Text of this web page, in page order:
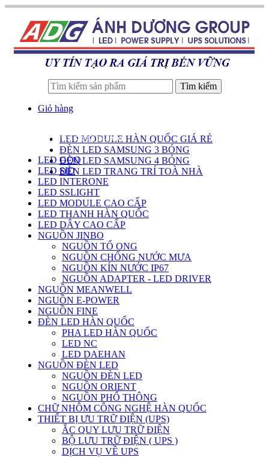
Tìm kiếm
Giỏ hàng
LED MODULE HÀN QUỐC GIÁ RẺ
ĐÈN LED SAMSUNG 3 BÓNG
ĐÈN LED SAMSUNG 4 BÓNG
ĐÈN LED TRANG TRÍ TOÀ NHÀ
DANH SÁCH SẢN PHẨM
LED GOQ
LED SID
LED INTERONE
LED SSLIGHT
LED MODULE CAO CẤP
LED THANH HÀN QUỐC
LED DÂY CAO CẤP
NGUỒN JINBO
NGUỒN TỔ ONG
NGUỒN CHỐNG NƯỚC MƯA
NGUỒN KÍN NƯỚC IP67
NGUỒN ADAPTER - LED DRIVER
NGUỒN MEANWELL
NGUỒN E-POWER
NGUỒN FINE
ĐÈN LED HÀN QUỐC
PHA LED HÀN QUỐC
LED NC
LED DAEHAN
NGUỒN ĐÈN LED
NGUỒN ĐÈN LED
NGUỒN ORIENT
NGUỒN PHỔ THÔNG
CHỮ NHÔM CÔNG NGHỆ HÀN QUỐC
THIẾT BỊ ƯU TRỮ ĐIỆN (UPS)
ẮC QUY LƯU TRỮ ĐIỆN
BỘ LƯU TRỮ ĐIỆN ( UPS )
DỊCH VỤ VỀ UPS